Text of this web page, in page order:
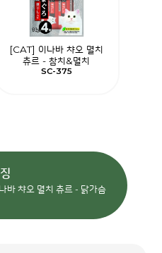
[CAT] 이나바 챠오 멸치
츄르 - 참치&멸치
SC-375
바 챠오 멸치 츄르 - 닭가슴